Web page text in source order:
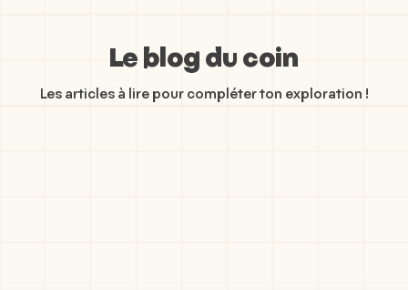
Le blog du coin
Les articles à lire pour compléter ton exploration !